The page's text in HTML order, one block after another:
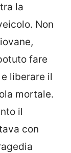
la
Non
fare
liberare il
mortale.
il
con